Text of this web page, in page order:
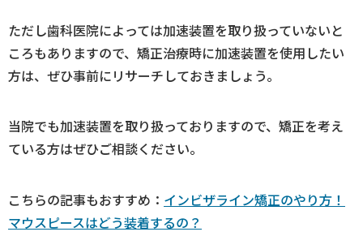
ただし歯科医院によっては加速装置を取り扱っていないと
ころもありますので、矯正治療時に加速装置を使用したい
方は、ぜひ事前にリサーチしておきましょう。
当院でも加速装置を取り扱っておりますので、矯正を考え
ている方はぜひご相談ください。
こちらの記事もおすすめ： インビザライン矯正のやり方！
マウスピースはどう装着するの？